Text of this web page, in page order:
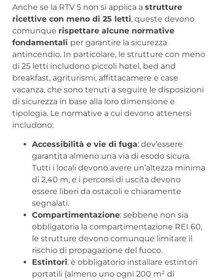
Anche se la RTV 5 non si applica a strutture
ricettive con meno di 25 letti, queste devono
comunque rispettare alcune normative
fondamentali per garantire la sicurezza
antincendio. In particolare, le strutture con meno
di 25 letti includono piccoli hotel, bed and
breakfast, agriturismi, affittacamere e case
vacanza, che sono tenuti a seguire le disposizioni
di sicurezza in base alla loro dimensione e
tipologia. Le normative a cui devono attenersi
includono:
Accessibilità e vie di fuga: dev’essere
garantita almeno una via di esodo sicura.
Tutti i locali devono avere un’altezza minima
di 2,40 m, e i percorsi di uscita devono
essere liberi da ostacoli e chiaramente
segnalati.
Compartimentazione: sebbene non sia
obbligatoria la compartimentazione REI 60,
le strutture devono comunque limitare il
rischio di propagazione del fuoco.
Estintori: è obbligatorio installare estintori
portatili (almeno uno ogni 200 m² di